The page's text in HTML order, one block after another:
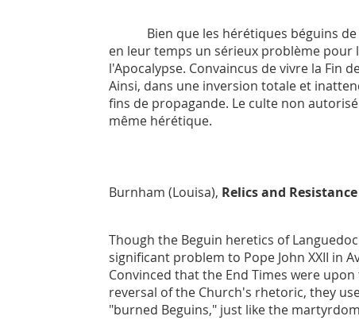
Bien que les hérétiques béguins de
en leur temps un sérieux problème pour
l'Apocalypse. Convaincus de vivre la Fin
Ainsi, dans une inversion totale et
fins de propagande. Le culte non
même hérétique.
Burnham (Louisa), Relics and
Though the Beguin heretics of
significant problem to Pope John XXII in
Convinced that the End Times were
reversal of the Church's rhetoric, they
"burned Beguins," just like the